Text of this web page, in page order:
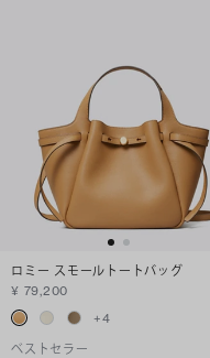
ロミー スモールトートバッグ
¥ 79,200
+4
ベストセラー